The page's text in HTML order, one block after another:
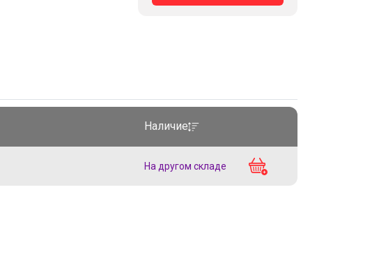
Наличие
На другом складе